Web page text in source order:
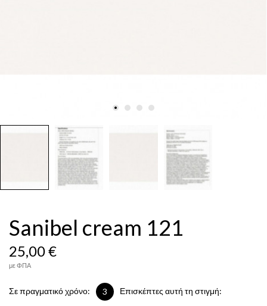
Sanibel cream 121
25,00 €
με ΦΠΑ
Σε πραγματικό χρόνο: 3 Επισκέπτες αυτή τη στιγμή: